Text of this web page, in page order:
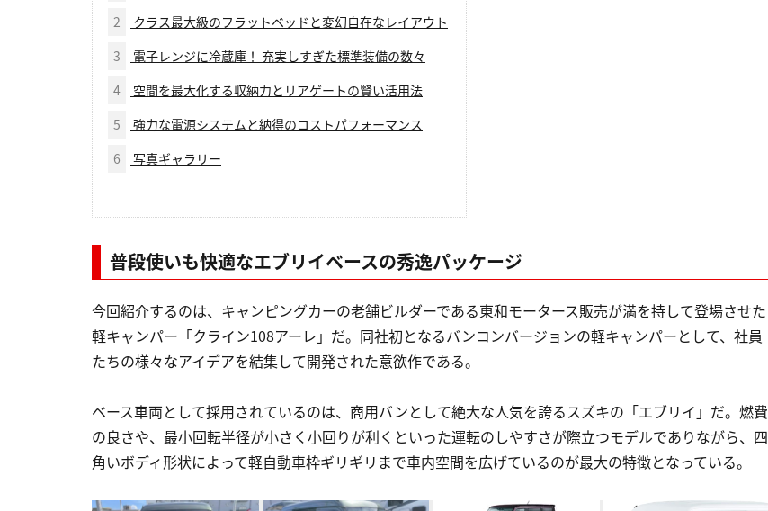
2
クラス最大級のフラットベッドと変幻自在なレイアウト
3
電子レンジに冷蔵庫！ 充実しすぎた標準装備の数々
4
空間を最大化する収納力とリアゲートの賢い活用法
5
強力な電源システムと納得のコストパフォーマンス
6
写真ギャラリー
普段使いも快適なエブリイベースの秀逸パッケージ
今回紹介するのは、キャンピングカーの老舗ビルダーである東和モータース販売が満を持して登場させた
軽キャンパー「クライン108アーレ」だ。同社初となるバンコンバージョンの軽キャンパーとして、社員
たちの様々なアイデアを結集して開発された意欲作である。
ベース車両として採用されているのは、商用バンとして絶大な人気を誇るスズキの「エブリイ」だ。燃費
の良さや、最小回転半径が小さく小回りが利くといった運転のしやすさが際立つモデルでありながら、四
角いボディ形状によって軽自動車枠ギリギリまで車内空間を広げているのが最大の特徴となっている。